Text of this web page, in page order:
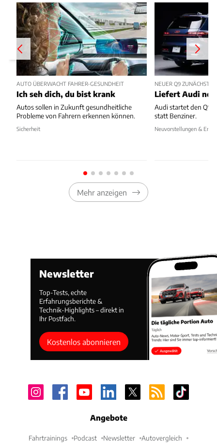
AUTO ÜBERWACHT FAHRER-GESUNDHEIT
Ich seh dich, du bist krank
Autos sollen in Zukunft gesundheitliche
Probleme von Fahrern erkennen können.
Sicherheit
NEUER Q9 ZUNÄCHST
Liefert Audi
Audi startet den Q9
statt Benziner.
Neuvorstellungen &
Mehr anzeigen
Newsletter
Top-Tests, echte
Erfahrungsberichte &
Technik-Highlights – direkt in
Ihr Postfach.
Kostenlos abonnieren
Angebote
Fahrtrainings Podcast Newsletter Autovergleich